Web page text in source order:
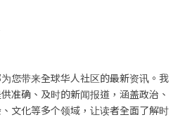
您带来全球华人社区的最新资讯。我
准确、及时的新闻报道，涵盖政治、
文化等多个领域，让读者全面了解时